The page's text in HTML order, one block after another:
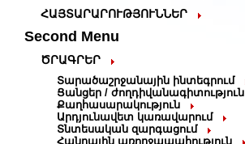
ՀԱՅՏԱՐԱՐՈՒԹՅՈՒՆՆԵՐ
Second Menu
ԾՐԱԳՐԵՐ
Տարածաշրջանային ինտեգրում
Ցանցեր / ժողդիվանագիտություն
Քաղհասարակություն
Արդյունավետ կառավարում
Տնտեսական զարգացում
Հանրային առողջապահություն